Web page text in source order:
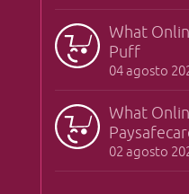
What
Puff
04 agosto
What
02 agosto